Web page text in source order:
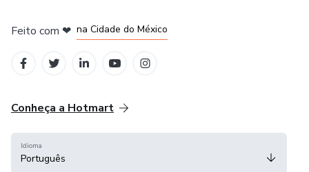
Feito com ❤ na Cidade do México
Conheça a Hotmart
Idioma
Português